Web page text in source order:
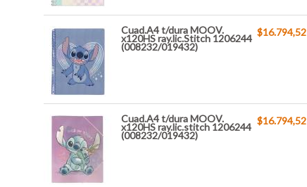
Cuad.A4 t/dura MOOV.
x120HS ray.lic.Stitch 1206244
(008232/019432)
$16.794,52
Cuad.A4 t/dura MOOV.
x120HS ray.lic.stitch 1206244
(008232/019432)
$16.794,52